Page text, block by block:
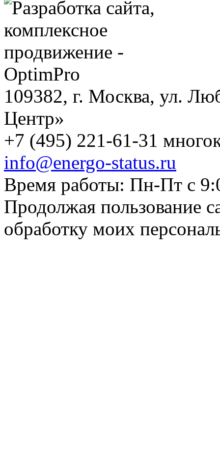
109382, г. Москва, ул.
Центр»
+7 (495) 221-61-31
info@energo-status.ru
Время работы: Пн-Пт с
Продолжая пользование
обработку моих